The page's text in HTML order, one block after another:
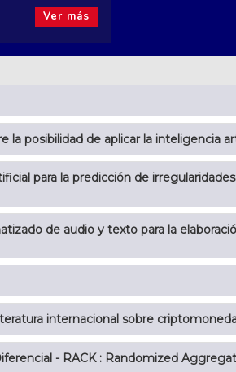
Ver más
la posibilidad de aplicar la inteligencia
para la predicción de
de audio y texto para la
internacional sobre
- RACK : Randomized